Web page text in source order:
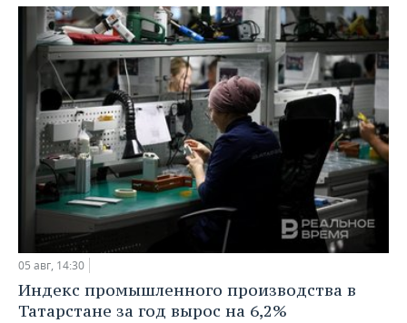
05 авг, 14:30
Индекс промышленного производства в
Татарстане за год вырос на 6,2%